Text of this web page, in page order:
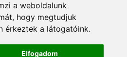
a weboldalunk
hogy megtudjuk
érkeztek a látogatóink.
Elfogadom
kulisszatitkokért és
fel a hírlevélre »